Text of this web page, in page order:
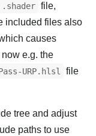
.shader file,
included files also
causes
e.g. the
URP.hlsl
file
tree and adjust
paths to use